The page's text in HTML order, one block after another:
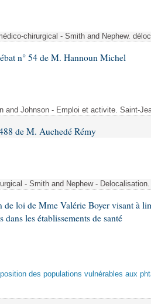
chirurgical - Smith and Nephew.
n° 54 de M. Hannoun Michel
and Johnson - Emploi et activite. Saint-
de M. Auchedé Rémy
- Smith and Nephew -
de loi de Mme Valérie Boyer visant à
les établissements de santé
des populations vulnérables aux